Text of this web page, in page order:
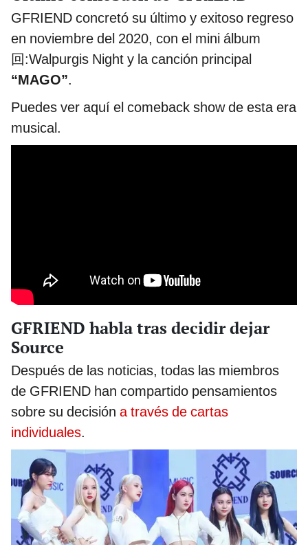
GFRIEND concretó su último y exitoso regreso
en noviembre del 2020, con el mini álbum
回:Walpurgis Night y la canción principal
“MAGO”.
Puedes ver aquí el comeback show de esta era
musical.
GFRIEND habla tras decidir dejar
Source
Después de las noticias, todas las miembros
de GFRIEND han compartido pensamientos
sobre su decisión a través de cartas
individuales.